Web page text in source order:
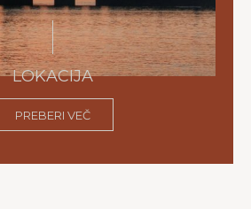
LOKACIJA
PREBERI VEČ